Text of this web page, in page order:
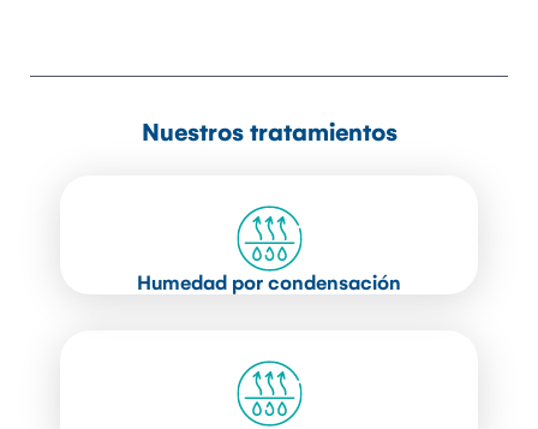
Nuestros tratamientos
Humedad por condensación